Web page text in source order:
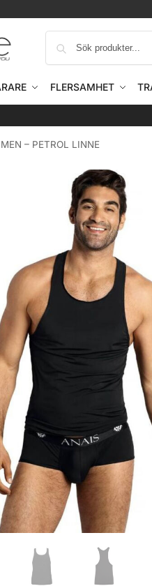
FLERSAMHET
– PETROL LINNE